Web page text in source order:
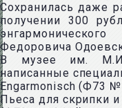
Сохранилась даже
получении 300
Федоровича
В музее им. М.И.
написанные
Engarmonisch (Ф73
Пьеса для скрипки